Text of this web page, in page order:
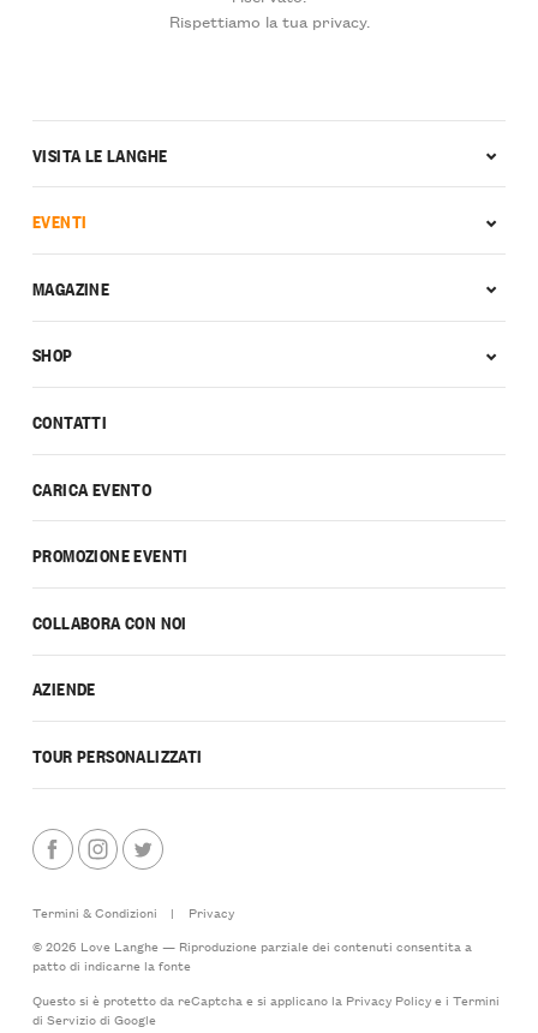
Rispettiamo la tua privacy.
CONTATTI
CARICA EVENTO
PROMOZIONE EVENTI
COLLABORA CON NOI
AZIENDE
TOUR PERSONALIZZATI
VISITA LE LANGHE
EVENTI
MAGAZINE
SHOP
Termini & Condizioni |
Privacy
© 2026 Love Langhe — Riproduzione parziale dei contenuti consentita a
patto di indicarne la fonte
Questo si è protetto da reCaptcha e si applicano la Privacy Policye i Termini
di Serviziodi Google